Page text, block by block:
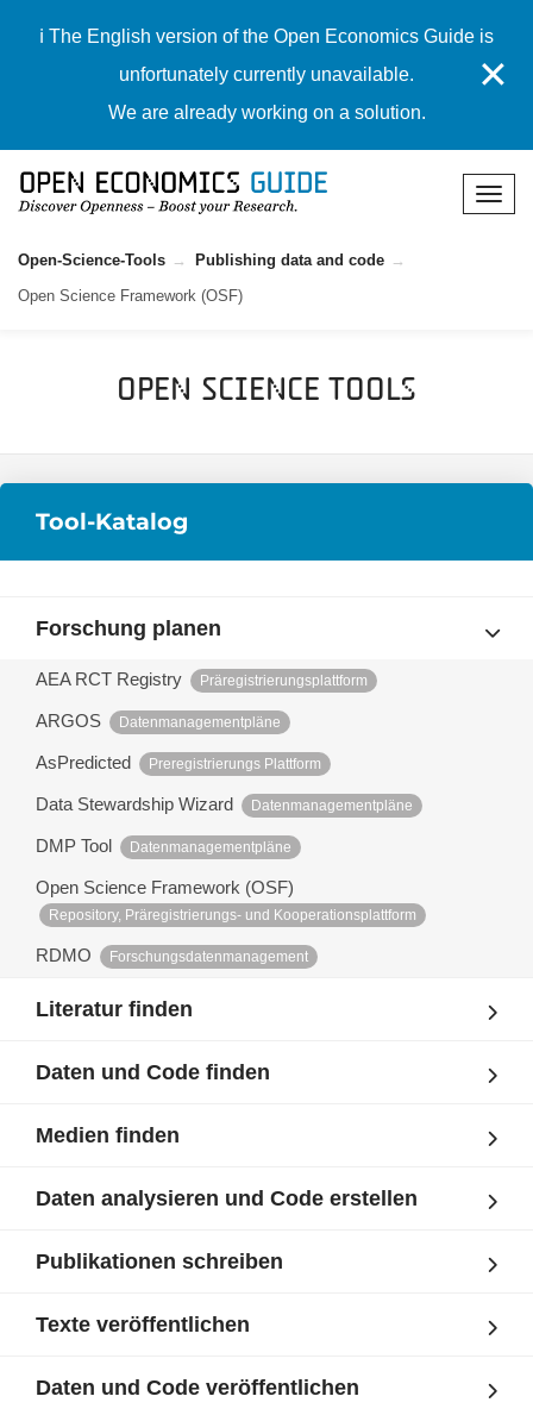
ℹ️ The English version of the Open Economics Guide is
unfortunately currently unavailable.
We are already working on a solution.
✕
Open-Science-Tools
Publishing data and code
Open Science Framework (OSF)
Open Science Tools
Tool-Katalog
Forschung planen
AEA RCT Registry Präregistrierungsplattform
ARGOS Datenmanagementpläne
AsPredicted Preregistrierungs Plattform
Data Stewardship Wizard Datenmanagementpläne
DMP Tool Datenmanagementpläne
Open Science Framework (OSF)
Repository, Präregistrierungs- und Kooperationsplattform
RDMO Forschungsdatenmanagement
Literatur finden
Daten und Code finden
Medien finden
Daten analysieren und Code erstellen
Publikationen schreiben
Texte veröffentlichen
Daten und Code veröffentlichen